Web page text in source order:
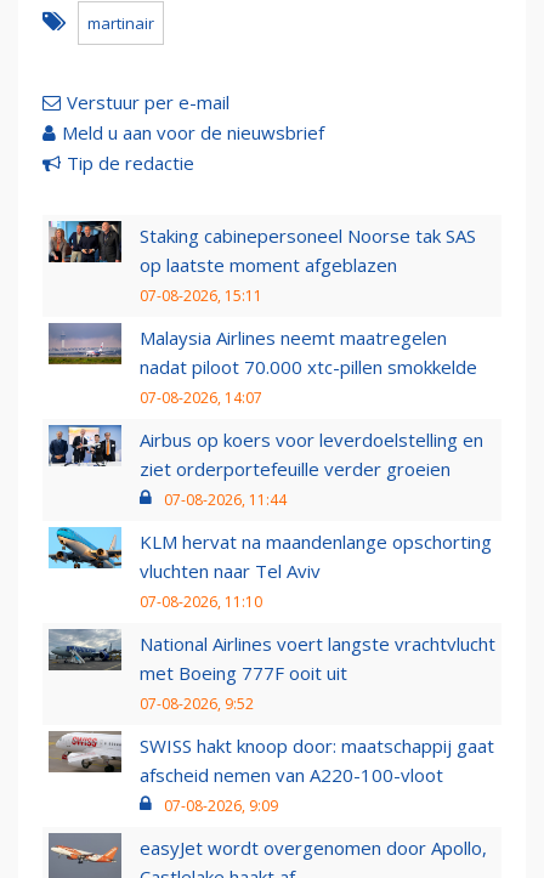
martinair
Verstuur per e-mail
Meld u aan voor de nieuwsbrief
Tip de redactie
Staking cabinepersoneel Noorse tak SAS
op laatste moment afgeblazen
07-08-2026, 15:11
Malaysia Airlines neemt maatregelen
nadat piloot 70.000 xtc-pillen smokkelde
07-08-2026, 14:07
Airbus op koers voor leverdoelstelling en
ziet orderportefeuille verder groeien
07-08-2026, 11:44
KLM hervat na maandenlange opschorting
vluchten naar Tel Aviv
07-08-2026, 11:10
National Airlines voert langste vrachtvlucht
met Boeing 777F ooit uit
07-08-2026, 9:52
SWISS hakt knoop door: maatschappij gaat
afscheid nemen van A220-100-vloot
07-08-2026, 9:09
easyJet wordt overgenomen door Apollo,